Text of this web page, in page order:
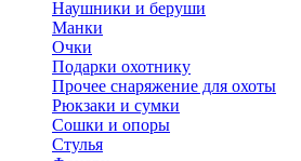
Наушники и беруши
Манки
Очки
Подарки охотнику
Прочее снаряжение для охоты
Рюкзаки и сумки
Сошки и опоры
Стулья